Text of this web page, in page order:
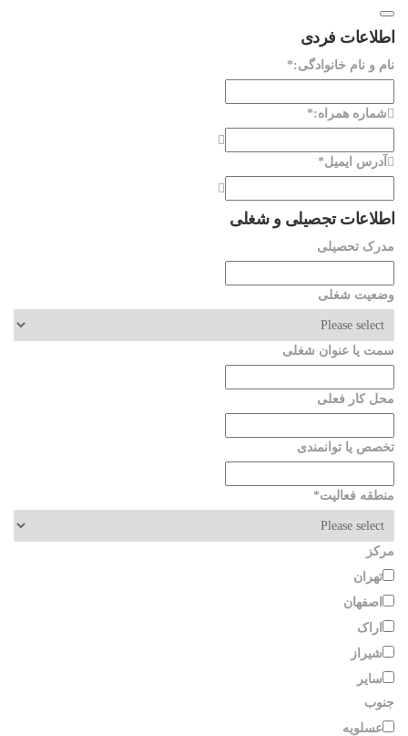
اطلاعات فردی
نام و نام خانوادگی:*
شماره همراه:*
آدرس ایمیل*
اطلاعات تجصیلی و شغلی
مدرک تحصیلی
وضعیت شغلی
سمت یا عنوان شغلی
محل کار فعلی
تخصص یا توانمندی
منطقه فعالیت*
مرکز
تهران
اصفهان
اراک
شیراز
سایر
جنوب
عسلویه